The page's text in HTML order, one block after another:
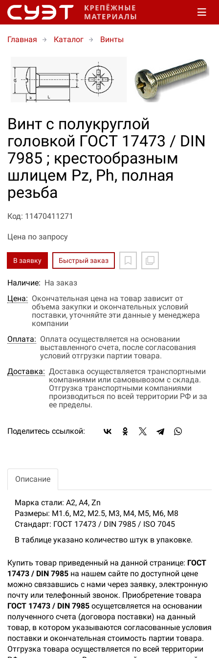
Главная Каталог Винты
Винт с полукруглой
головкой ГОСТ 17473 / DIN
7985 ; крестообразным
шлицем Pz, Ph, полная
резьба
Код: 11470411271
Цена по запросу
В заявку Быстрый заказ
Наличие: На заказ
Цена: Окончательная цена на товар зависит от
объема закупки и окончательных условий
поставки, уточняйте эти данные у менеджера
компании
Оплата: Оплата осуществляется на основании
выставленного счета, после согласования
условий отгрузки партии товара.
Доставка: Доставка осуществляется транспортными
компаниями или самовывозом с склада.
Отгрузка транспортными компаниями
производиться по всей территории РФ и за
ее пределы.
Поделитесь ссылкой:
Описание
Марка стали: А2, А4, Zn
Размеры: М1.6, М2, М2.5, М3, М4, М5, М6, М8
Стандарт: ГОСТ 17473 / DIN 7985 / ISO 7045
В таблице указано количество штук в упаковке.
Купить товар приведенный на данной странице: ГОСТ
17473 / DIN 7985 на нашем сайте по доступной цене
можно связавшись с нами через заявку, электронную
почту или телефонный звонок. Приобретение товара
ГОСТ 17473 / DIN 7985 осущетсвляется на основании
полученного счета (договора поставки) на данный
товар, в котором указываются согласованные условия
поставки и окончательная стоимость партии товара.
Отгрузка товара осуществляется по всей территории